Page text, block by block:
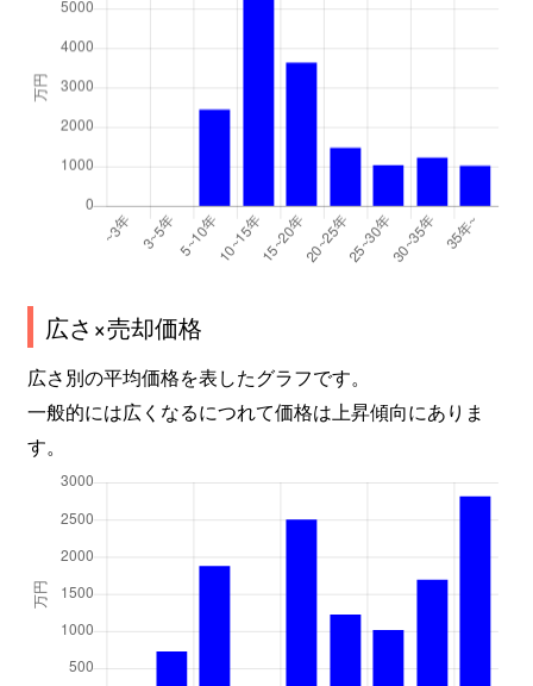
広さ×売却価格
広さ別の平均価格を表したグラフです。
一般的には広くなるにつれて価格は上昇傾向にありま
す。